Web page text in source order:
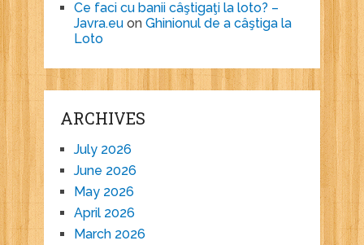
Ce faci cu banii câştigaţi la loto? –
Javra.euon Ghinionul de a câştiga la
Loto
ARCHIVES
July 2026
June 2026
May 2026
April 2026
March 2026